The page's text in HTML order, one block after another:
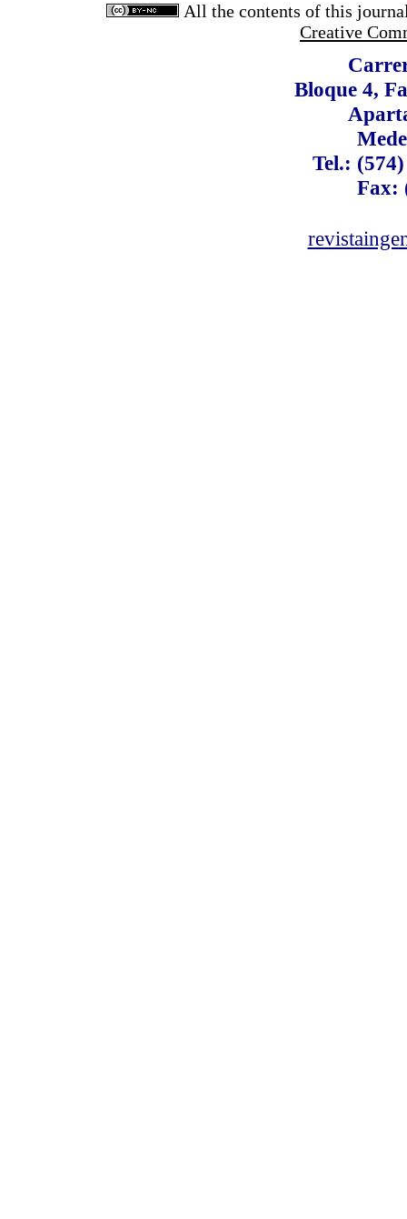
All the contents of this
Creative
Bloque 4,
Tel.:
Fax: